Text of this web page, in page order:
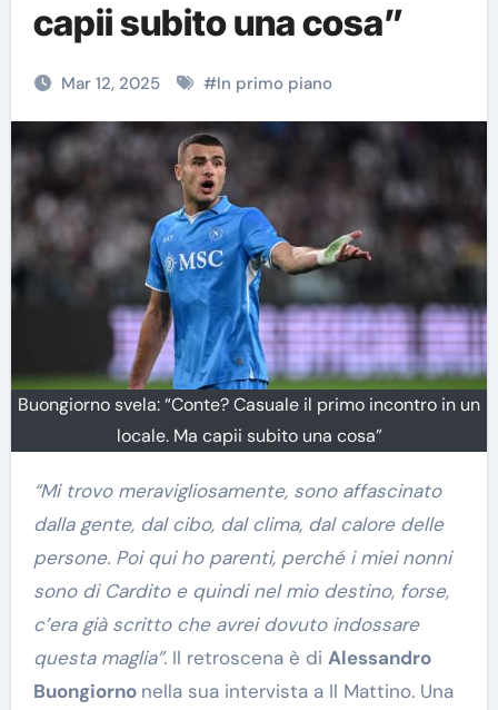
capii subito una cosa”
Mar 12, 2025 #In primo piano
Buongiorno svela: “Conte? Casuale il primo incontro in un
locale. Ma capii subito una cosa”
“Mi trovo meravigliosamente, sono affascinato
dalla gente, dal cibo, dal clima, dal calore delle
persone. Poi qui ho parenti, perché i miei nonni
sono di Cardito e quindi nel mio destino, forse,
c’era già scritto che avrei dovuto indossare
questa maglia”. Il retroscena è di Alessandro
Buongiorno nella sua intervista a Il Mattino. Una